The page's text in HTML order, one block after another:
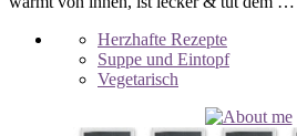
Herzhafte Rezepte
Suppe und Eintopf
Vegetarisch